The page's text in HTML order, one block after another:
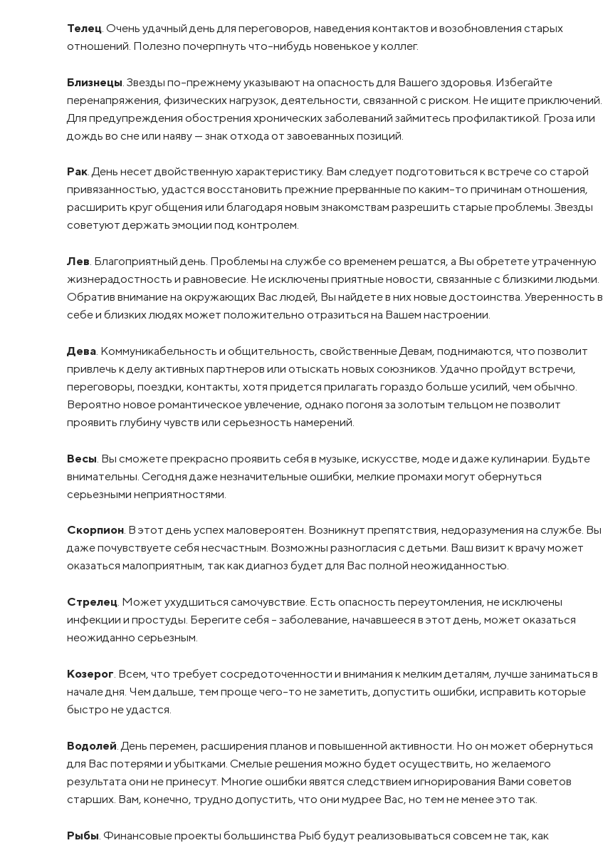
Телец. Очень удачный день для переговоров, наведения контактов и возобновления старых
отношений. Полезно почерпнуть что-нибудь новенькое у коллег.
Близнецы . Звезды по-прежнему указывают на опасность для Вашего здоровья. Избегайте
перенапряжения, физических нагрузок, деятельности, связанной с риском. Не ищите приключений.
Для предупреждения обострения хронических заболеваний займитесь профилактикой. Гроза или
дождь во сне или наяву — знак отхода от завоеванных позиций.
Рак. День несет двойственную характеристику. Вам следует подготовиться к встрече со старой
привязанностью, удастся восстановить прежние прерванные по каким-то причинам отношения,
расширить круг общения или благодаря новым знакомствам разрешить старые проблемы. Звезды
советуют держать эмоции под контролем.
Лев. Благоприятный день. Проблемы на службе со временем решатся, а Вы обретете утраченную
жизнерадостность и равновесие. Не исключены приятные новости, связанные с близкими людьми.
Обратив внимание на окружающих Вас людей, Вы найдете в них новые достоинства. Уверенность в
себе и близких людях может положительно отразиться на Вашем настроении.
Дева. Коммуникабельность и общительность, свойственные Девам, поднимаются, что позволит
привлечь к делу активных партнеров или отыскать новых союзников. Удачно пройдут встречи,
переговоры, поездки, контакты, хотя придется прилагать гораздо больше усилий, чем обычно.
Вероятно новое романтическое увлечение, однако погоня за золотым тельцом не позволит
проявить глубину чувств или серьезность намерений.
Весы . Вы сможете прекрасно проявить себя в музыке, искусстве, моде и даже кулинарии. Будьте
внимательны. Сегодня даже незначительные ошибки, мелкие промахи могут обернуться
серьезными неприятностями.
Скорпион. В этот день успех маловероятен. Возникнут препятствия, недоразумения на службе. Вы
даже почувствуете себя несчастным. Возможны разногласия с детьми. Ваш визит к врачу может
оказаться малоприятным, так как диагноз будет для Вас полной неожиданностью.
Стрелец. Может ухудшиться самочувствие. Есть опасность переутомления, не исключены
инфекции и простуды. Берегите себя – заболевание, начавшееся в этот день, может оказаться
неожиданно серьезным.
Козерог . Всем, что требует сосредоточенности и внимания к мелким деталям, лучше заниматься в
начале дня. Чем дальше, тем проще чего-то не заметить, допустить ошибки, исправить которые
быстро не удастся.
Водолей . День перемен, расширения планов и повышенной активности. Но он может обернуться
для Вас потерями и убытками. Смелые решения можно будет осуществить, но желаемого
результата они не принесут. Многие ошибки явятся следствием игнорирования Вами советов
старших. Вам, конечно, трудно допустить, что они мудрее Вас, но тем не менее это так.
Рыбы . Финансовые проекты большинства Рыб будут реализовываться совсем не так, как